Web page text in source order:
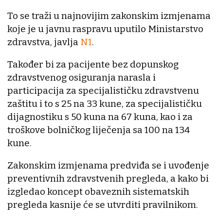
To se traži u najnovijim zakonskim izmjenama
koje je u javnu raspravu uputilo Ministarstvo
zdravstva, javlja N1.
Također bi za pacijente bez dopunskog
zdravstvenog osiguranja narasla i
participacija za specijalističku zdravstvenu
zaštitu i to s 25 na 33 kune, za specijalističku
dijagnostiku s 50 kuna na 67 kuna, kao i za
troškove bolničkog liječenja sa 100 na 134
kune.
Zakonskim izmjenama predviđa se i uvođenje
preventivnih zdravstvenih pregleda, a kako bi
izgledao koncept obaveznih sistematskih
pregleda kasnije će se utvrditi pravilnikom.